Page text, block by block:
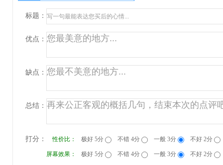
标题：
优点：
缺点：
总结：
打分： 性价比： 极好 5分 不错 4分 一般 3分 不好 2分
屏幕效果： 极好 5分 不错 4分 一般 3分 不好 2分